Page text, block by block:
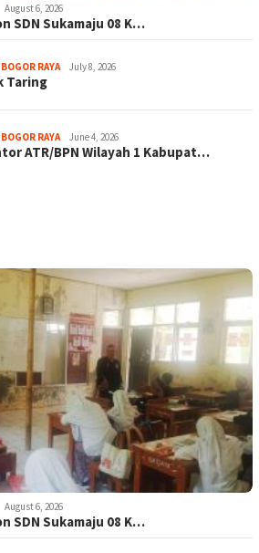
August 6, 2026
SDN Sukamaju 08 K…
BOGOR RAYA July 8, 2026
Taring
BOGOR RAYA June 4, 2026
ATR/BPN Wilayah 1 Kabupat…
August 6, 2026
SDN Sukamaju 08 K…